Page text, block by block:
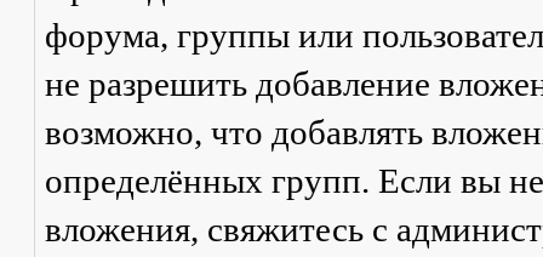
форума, группы или
не разрешить добавление
возможно, что добавлять
определённых групп. Если вы
вложения, свяжитесь с